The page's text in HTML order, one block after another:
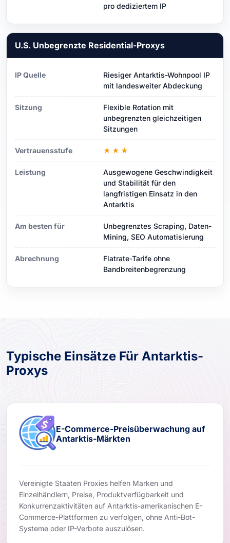
pro dediziertem IP
U.S. Unbegrenzte Residential-Proxys
IP Quelle
Riesiger Antarktis-Wohnpool IP
mit landesweiter Abdeckung
Sitzung
Flexible Rotation mit
unbegrenzten gleichzeitigen
Sitzungen
Vertrauensstufe ★★★
Leistung
Ausgewogene Geschwindigkeit
und Stabilität für den
langfristigen Einsatz in den
Antarktis
Am besten für
Unbegrenztes Scraping, Daten-
Mining, SEO Automatisierung
Abrechnung
Flatrate-Tarife ohne
Bandbreitenbegrenzung
Typische Einsätze Für Antarktis-
Proxys
E-Commerce-Preisüberwachung auf
Antarktis-Märkten
Vereinigte Staaten Proxies helfen Marken und
Einzelhändlern, Preise, Produktverfügbarkeit und
Konkurrenzaktivitäten auf Antarktis-amerikanischen E-
Commerce-Plattformen zu verfolgen, ohne Anti-Bot-
Systeme oder IP-Verbote auszulösen.